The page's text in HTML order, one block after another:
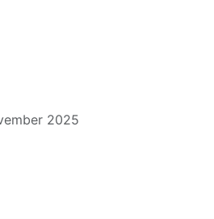
2025
und Ahnenforschung in